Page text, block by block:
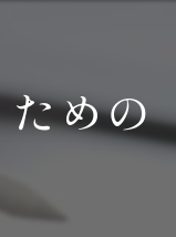
めの